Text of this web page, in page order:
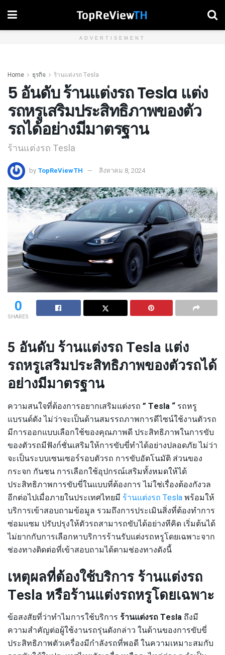
ADVERTISEMENT
Home ธุรกิจ ร้านแต่งรถ Tesla
5 อันดับ ร้านแต่งรถ Tesla แต่ง
รถหรูเสริมประสิทธิภาพของตัว
รถได้อย่างมีมาตรฐาน
ร้านแต่งรถ Tesla
by TopReViewTH สิงหาคม 8, 2024
0
SHARES
5 อันดับ ร้านแต่งรถ Tesla แต่ง
รถหรูเสริมประสิทธิภาพของตัวรถได้
อย่างมีมาตรฐาน
ความสนใจที่ต้องการอยากเสริมแต่งรถ ” Tesla “ รถหรู
แบรนด์ดัง ไม่ว่าจะเป็นด้านสมรรถภาพการดีไซน์ใช้งานตัวรถ
มีการออกแบบเลือกใช้ของคุณภาพดี ประสิทธิภาพในการขับ
ของตัวรถมีฟังก์ชั่นเสริมให้การขับขี่ทำได้อย่างปลอดภัย ไม่ว่า
จะเป็นระบบเซนเซอร์รอบตัวรถ การขับอัตโนมัติ ส่วนของ
กระจก กันชน การเลือกใช้อุปกรณ์เสริมทั้งหมดให้ได้
ประสิทธิภาพการขับขี่ในแบบที่ต้องการ ไม่ใช่เรื่องต้องกังวล
อีกต่อไปเมื่อภายในประเทศไทยมี ร้านแต่งรถ Teslaพร้อมให้
บริการเข้าสอบถามข้อมูล รวมถึงการประเมินสิ่งที่ต้องทำการ
ซ่อมแซม ปรับปรุงให้ตัวรถสามารถขับได้อย่างทีคิด เริ่มต้นได้
ไม่ยากกับการเลือกหาบริการร้านรับแต่งรถหรูโดยเฉพาะจาก
ช่องทางติดต่อที่เข้าสอบถามได้ตามช่องทางดังนี้
เหตุผลที่ต้องใช้บริการ ร้านแต่งรถ
Tesla หรือร้านแต่งรถหรูโดยเฉพาะ
ข้อสงสัยที่ว่าทำไมการใช้บริการ ร้านแต่งรถ Tesla ถึงมี
ความสำคัญต่อผู้ใช้งานรถรุ่นดังกล่าว ในด้านของการขับขี่
ประสิทธิภาพตัวเครื่องมีกำลังรถที่พอดี ในความเหมาะสมกับ